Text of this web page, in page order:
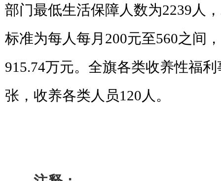
部门最低生活保障人数为2239 人
标准为每人每月 200元至560之间
915.74万元。全旗各类收养性福
张，收养各类人员120 人。